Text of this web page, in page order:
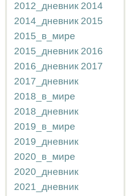
2012_дневник 2014
2014_дневник 2015
2015_в_мире
2015_дневник 2016
2016_дневник 2017
2017_дневник
2018_в_мире
2018_дневник
2019_в_мире
2019_дневник
2020_в_мире
2020_дневник
2021_дневник